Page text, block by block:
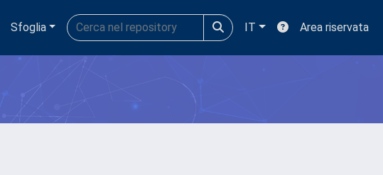
Sfoglia IT Area riservata